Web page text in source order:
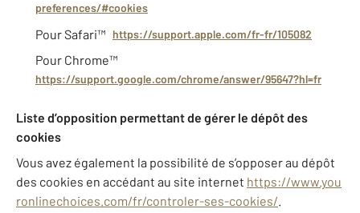
preferences/#cookies
Pour Safari™ https://support.apple.com/fr-fr/105082
Pour Chrome™
https://support.google.com/chrome/answer/95647?hl=fr
Liste d’opposition permettant de gérer le dépôt des
cookies
Vous avez également la possibilité de s’opposer au dépôt
des cookies en accédant au site internet https://www.you
ronlinechoices.com/fr/controler-ses-cookies/.